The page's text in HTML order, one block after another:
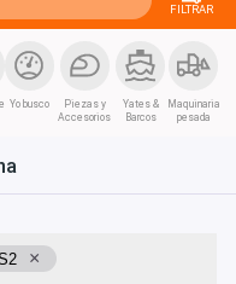
FILTRAR
Yo busco
Piezas y
Accesorios
Yates &
Barcos
Maquinaria
pesada
×